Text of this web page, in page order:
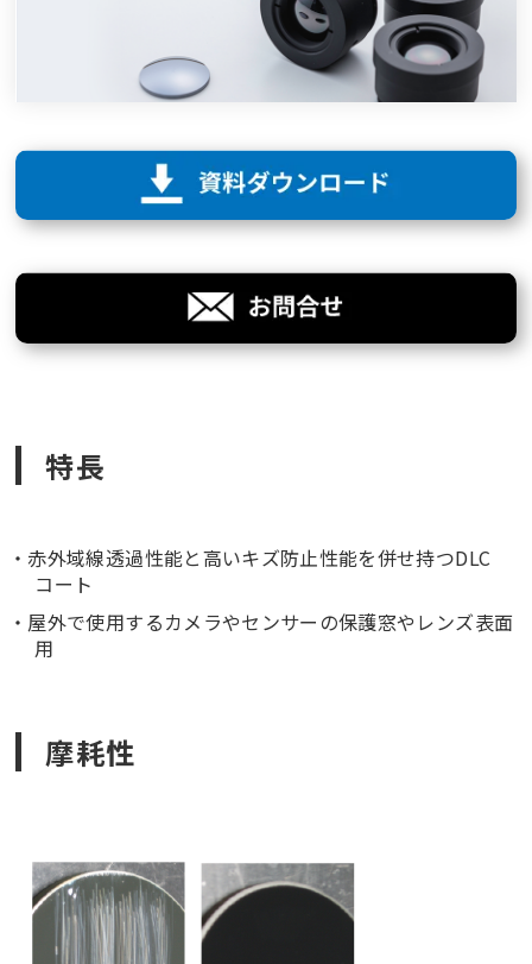
特長
赤外域線透過性能と高いキズ防止性能を併せ持つDLC
コート
屋外で使用するカメラやセンサーの保護窓やレンズ表面
用
摩耗性